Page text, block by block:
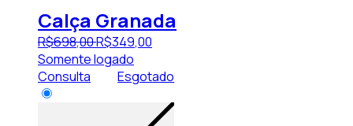
Calça Granada
R$698,00R$349,00
Somente logado
Consulta
Esgotado